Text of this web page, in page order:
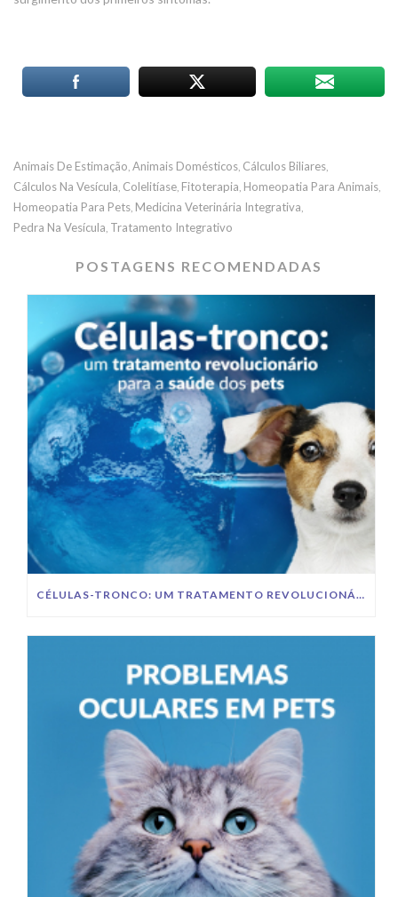
Animais De Estimação Animais Domésticos Cálculos Biliares
Cálculos Na Vesícula Colelitíase Fitoterapia Homeopatia Para Animais
Homeopatia Para Pets Medicina Veterinária Integrativa
Pedra Na Vesícula Tratamento Integrativo
POSTAGENS RECOMENDADAS
CÉLULAS-TRONCO: UM TRATAMENTO REVOLUCIONÁRIO PARA A SAÚDE DOS PETS